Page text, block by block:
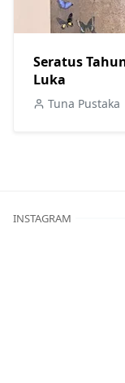
Seratus
Luka
Tuna Pustaka
INSTAGRAM